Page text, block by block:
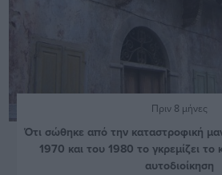
Πριν 8 μήνες
Ότι σώθηκε από την καταστροφική
1970 και του 1980 το γκρεμίζει το
αυτοδιοίκηση